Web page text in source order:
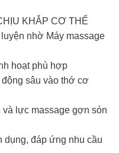
KHẮP CƠ THỂ
nhờ Máy massage
hoạt phù hợp
sâu vào thớ cơ
lực massage gợn són
dụng, đáp ứng nhu cầu